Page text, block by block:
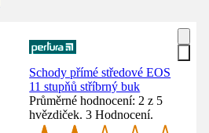
Schody přímé středové EOS
11 stupňů stříbrný buk
Průměrné hodnocení: 2 z 5
hvězdiček. 3 Hodnocení.